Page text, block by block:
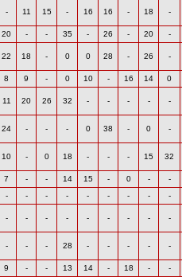
- 11 15 - 16 16 - 18 -
20 - - 35 - 26 - 20 -
22 18 - 0 0 28 - 26 -
8 9 - 0 10 - 16 14 0
11 20 26 32 - - - - -
24 - - - 0 38 - 0 -
10 - 0 18 - - - 15 32
7 - - 14 15 - 0 -
-
- - - - - - - - -
- - - - - - - - -
- - - 28 - - - - -
9 - - 13 14 - 18 -
-